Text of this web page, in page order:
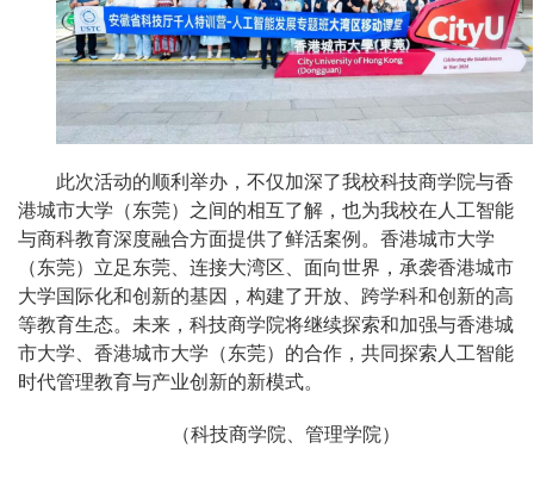
此次活动的顺利举办，不仅加深了我校科技商学院与香
港城市大学（东莞）之间的相互了解，也为我校在人工智能
与商科教育深度融合方面提供了鲜活案例。香港城市大学
（东莞）立足东莞、连接大湾区、面向世界，承袭香港城市
大学国际化和创新的基因，构建了开放、跨学科和创新的高
等教育生态。未来，科技商学院将继续探索和加强与香港城
市大学、香港城市大学（东莞）的合作，共同探索人工智能
时代管理教育与产业创新的新模式。
（科技商学院、管理学院）